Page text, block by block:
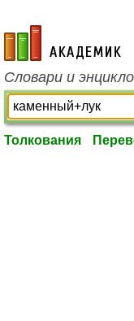
academic.ru
Словари и
Толкования